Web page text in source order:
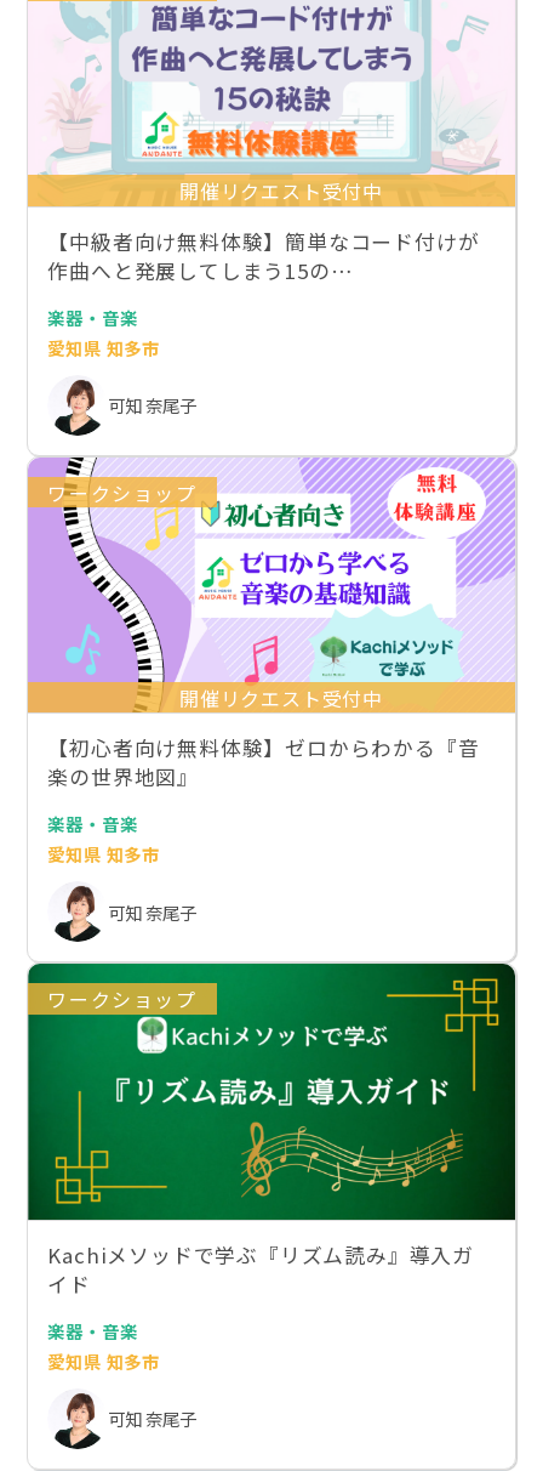
開催リクエスト受付中
【中級者向け無料体験】簡単なコード付けが
作曲へと発展してしまう15の…
楽器・音楽
愛知県 知多市
可知 奈尾子
ワークショップ
開催リクエスト受付中
【初心者向け無料体験】ゼロからわかる『音
楽の世界地図』
楽器・音楽
愛知県 知多市
可知 奈尾子
ワークショップ
Kachiメソッドで学ぶ『リズム読み』導入ガ
イド
楽器・音楽
愛知県 知多市
可知 奈尾子